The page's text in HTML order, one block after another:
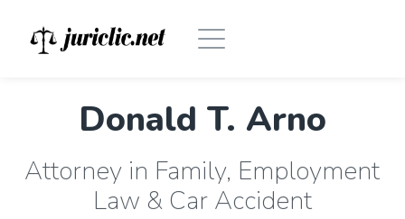
Donald T. Arno
Attorney in Family, Employment
Law & Car Accident